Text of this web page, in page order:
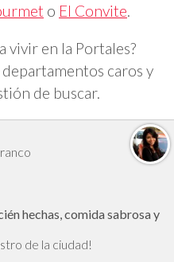
o El Convite.
vivir en la Portales?
caros y
de buscar.
hechas, comida sabrosa y
de la ciudad!